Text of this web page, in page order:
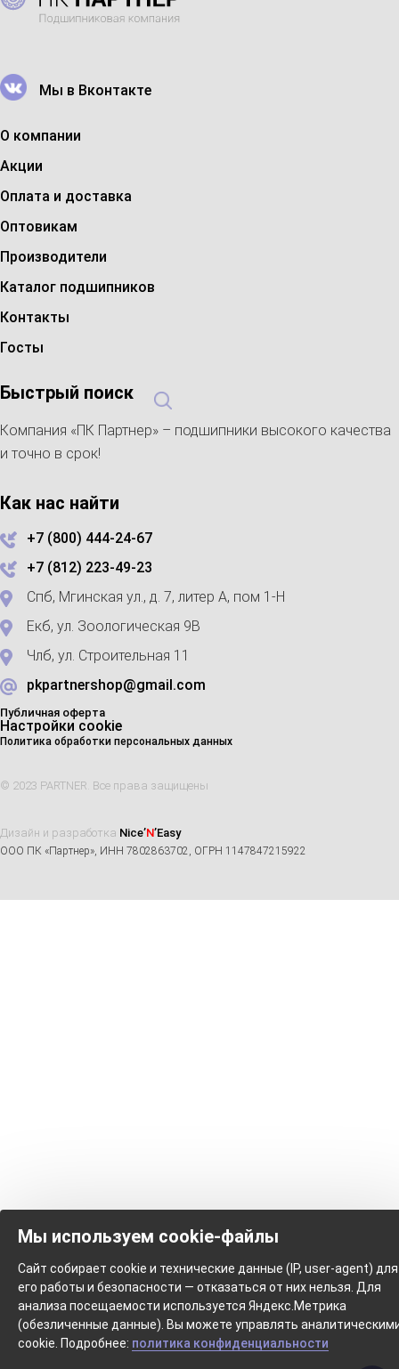
Мы в Вконтакте
О компании
Акции
Оплата и доставка
Оптовикам
Производители
Каталог подшипников
Контакты
Госты
Быстрый поиск
Компания «ПК Партнер» – подшипники высокого качества
и точно в срок!
Как нас найти
+7 (800) 444-24-67
+7 (812) 223-49-23
Спб, Мгинская ул., д. 7, литер А, пом 1-Н
Екб, ул. Зоологическая 9В
Члб, ул. Строительная 11
pkpartnershop@gmail.com
Публичная оферта
Настройки cookie
Политика обработки персональных данных
© 2023 PARTNER. Все права защищены
Дизайн и разработка Nice’N’Easy
ООО ПК «Партнер», ИНН 7802863702, ОГРН 1147847215922
Мы используем cookie-файлы
Сайт собирает cookie и технические данные (IP, user-agent) для
его работы и безопасности — отказаться от них нельзя. Для
анализа посещаемости используется Яндекс.Метрика
(обезличенные данные). Вы можете управлять
cookie. Подробнее: политика конфиденциальности